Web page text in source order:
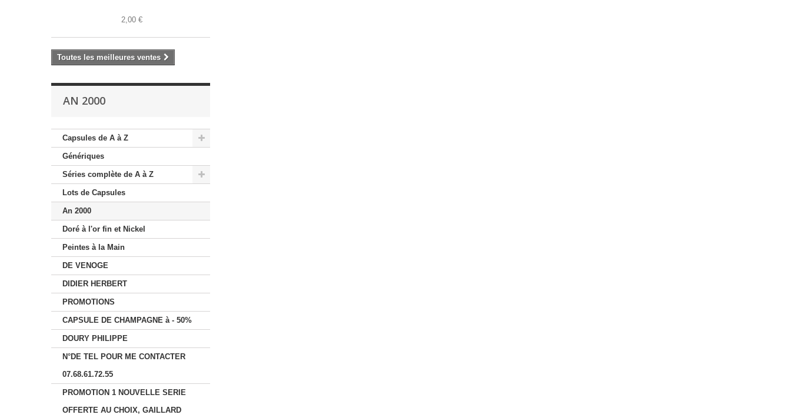
2,00 €
Toutes les meilleures ventes
AN 2000
Capsules de A à Z
Génériques
Séries complète de A à Z
Lots de Capsules
An 2000
Doré à l'or fin et Nickel
Peintes à la Main
DE VENOGE
DIDIER HERBERT
PROMOTIONS
CAPSULE DE CHAMPAGNE à - 50%
DOURY PHILIPPE
N°DE TEL POUR ME CONTACTER
07.68.61.72.55
PROMOTION 1 NOUVELLE SERIE
OFFERTE AU CHOIX, GAILLARD